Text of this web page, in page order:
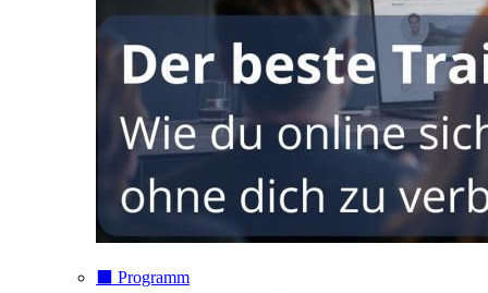
⬛️ Programm